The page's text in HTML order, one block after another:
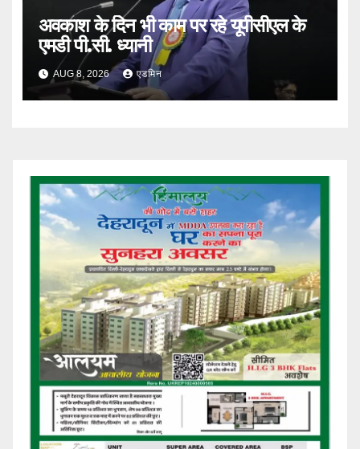
अवकाश के दिन भी काम पर रहे यूपीसीएल के
एमडी पी.सी. ध्यानी
AUG 8, 2026 एडमिन